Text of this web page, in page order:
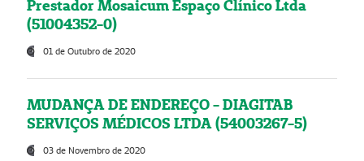
Prestador Mosaicum Espaço Clínico Ltda
(51004352-0)
01 de Outubro de 2020
MUDANÇA DE ENDEREÇO - DIAGITAB
SERVIÇOS MÉDICOS LTDA (54003267-5)
03 de Novembro de 2020